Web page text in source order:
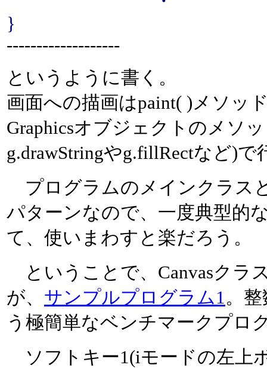
}
-------------------
というように書く。
画面への描画はpaint( )メソッ
Graphicsオブジェクトのメソ
g.drawStringやg.fillRectなど)で
プログラムのメインクラス
パターンなので、一度典型的
て、使いまわすと楽だろう。
ということで、Canvasクラ
が、 サンプルプログラム1。
う極簡単なベンチマークプロ
ソフトキー1(iモードの左上